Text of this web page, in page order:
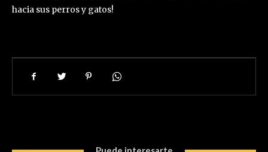
hacia sus perros y gatos!